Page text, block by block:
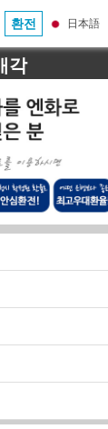
환전 日本語
각